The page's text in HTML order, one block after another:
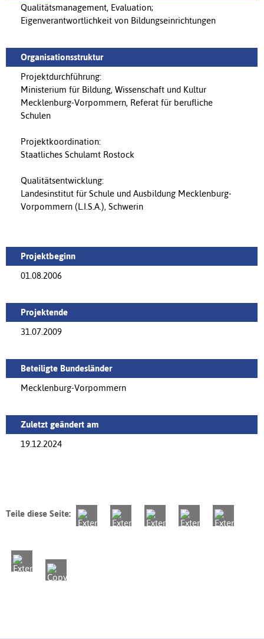
Qualitätsmanagement, Evaluation;
Eigenverantwortlichkeit von Bildungseinrichtungen
Organisationsstruktur
Projektdurchführung:
Ministerium für Bildung, Wissenschaft und Kultur
Mecklenburg-Vorpommern, Referat für berufliche
Schulen
Projektkoordination:
Staatliches Schulamt Rostock
Qualitätsentwicklung:
Landesinstitut für Schule und Ausbildung Mecklenburg-
Vorpommern (L.I.S.A.), Schwerin
Projektbeginn
01.08.2006
Projektende
31.07.2009
Beteiligte Bundesländer
Mecklenburg-Vorpommern
Zuletzt geändert am
19.12.2024
Teile diese Seite: